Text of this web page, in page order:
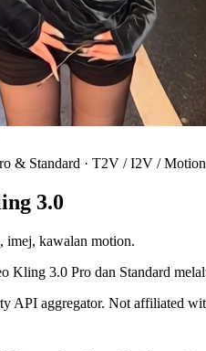
& Standard · T2V / I2V / Motion
3.0
imej, kawalan motion.
Kling 3.0 Pro dan Standard
API aggregator. Not affiliated